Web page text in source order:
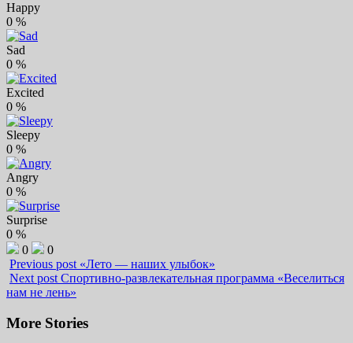
Happy
0 %
Sad
0 %
Excited
0 %
Sleepy
0 %
Angry
0 %
Surprise
0 %
0
0
Previous post «Лето — наших улыбок»
Next post Спортивно-развлекательная программа «Веселиться
нам не лень»
More Stories